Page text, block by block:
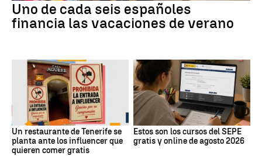
Uno de cada seis españoles
financia las vacaciones de verano
Un restaurante de Tenerife se
planta ante los influencer que
quieren comer gratis
Estos son los cursos del SEPE
gratis y online de agosto 2026